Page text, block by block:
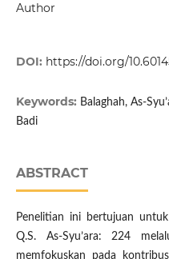
Author
DOI: https://doi.org/
Keywords: Balaghah, As-
Badi
ABSTRACT
Penelitian ini bertujuan
Q.S. As-Syu’ara: 224
memfokuskan pada